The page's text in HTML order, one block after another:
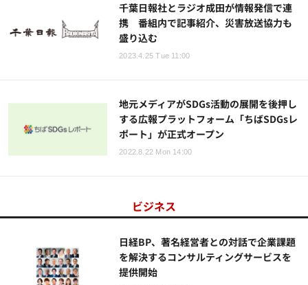
千葉日報社とラジオ成田が情報発信で連
携 番組内で記事紹介、災害放送協力も
盛り込む
2023.4.25 Tue 11:00
地元メディアがSDGs活動の展開を後押し
する広報プラットフォーム「ちばSDGsレ
ポート」が正式オープン
2022.8.22 Mon 14:00
ビジネス
日経BP、著名経営者との対話で企業課題
を解決するコンサルティングサービスを
提供開始